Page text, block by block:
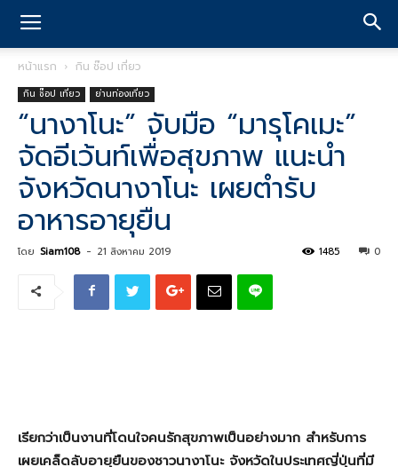
หน้าแรก กิน ช๊อป เที่ยว
กิน ช๊อป เที่ยว ย่านท่องเที่ยว
“นางาโนะ” จับมือ “มารุโคเมะ”
จัดอีเว้นท์เพื่อสุขภาพ แนะนำ
จังหวัดนางาโนะ เผยตำรับ
อาหารอายุยืน
โดย Siam108 - 21 สิงหาคม 2019 0
1485
เรียกว่าเป็นงานที่โดนใจคนรักสุขภาพเป็นอย่างมาก สำหรับการ
เผยเคล็ดลับอายุยืนของชาวนางาโนะ จังหวัดในประเทศญี่ปุ่นที่มี